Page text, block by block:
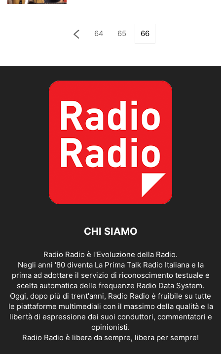
64 65 66
CHI SIAMO
Radio Radio è l'Evoluzione della Radio.
Negli anni '80 diventa La Prima Talk Radio Italiana e la
prima ad adottare il servizio di riconoscimento testuale e
scelta automatica delle frequenze Radio Data System.
Oggi, dopo più di trent'anni, Radio Radio è fruibile su tutte
le piattaforme multimediali con il massimo della qualità e la
libertà di espressione dei suoi conduttori, commentatori e
opinionisti.
Radio Radio è libera da sempre, libera per sempre!